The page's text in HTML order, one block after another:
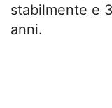
stabilmente e
anni.